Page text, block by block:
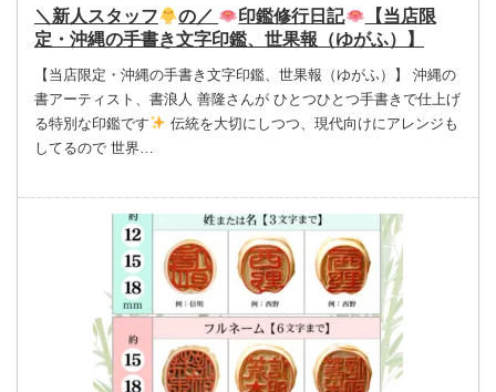
＼新人スタッフ の／ 印鑑修行日記
【当店限
定・沖縄の手書き文字印鑑、世果報（ゆがふ）】
【当店限定・沖縄の手書き文字印鑑、世果報（ゆがふ）】 沖縄の
書アーティスト、書浪人 善隆さんが ひとつひとつ手書きで仕上げ
る特別な印鑑です
伝統を大切にしつつ、現代向けにアレンジも
してるので 世界…